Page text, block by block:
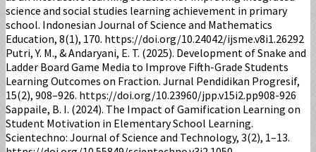
science and social studies learning achievement in primary
school. Indonesian Journal of Science and Mathematics
Education, 8(1), 170. https://doi.org/10.24042/ijsme.v8i1.26292
Putri, Y. M., & Andaryani, E. T. (2025). Development of Snake and
Ladder Board Game Media to Improve Fifth-Grade Students
Learning Outcomes on Fraction. Jurnal Pendidikan Progresif,
15(2), 908–926. https://doi.org/10.23960/jpp.v15i2.pp908-926
Sappaile, B. I. (2024). The Impact of Gamification Learning on
Student Motivation in Elementary School Learning.
Scientechno: Journal of Science and Technology, 3(2), 1–13.